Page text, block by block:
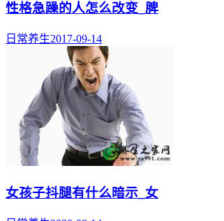
性格急躁的人怎么改变_脾
日常养生2017-09-14
女孩子抖腿有什么暗示_女